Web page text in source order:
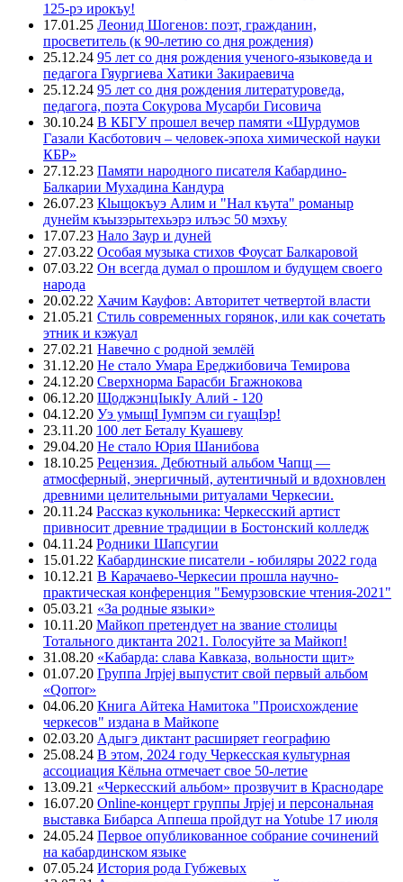
125-рэ ирокъу!
17.01.25 Леонид Шогенов: поэт, гражданин,
просветитель (к 90-летию со дня рождения)
25.12.24 95 лет со дня рождения ученого-языковеда и
педагога Гяургиева Хатики Закираевича
25.12.24 95 лет со дня рождения литературоведа,
педагога, поэта Сокурова Мусарби Гисовича
30.10.24 В КБГУ прошел вечер памяти «Шурдумов
Газали Касботович – человек-эпоха химической науки
КБР»
27.12.23 Памяти народного писателя Кабардино-
Балкарии Мухадина Кандура
26.07.23 Кlыщокъуэ Алим и "Нал къута" романыр
дунейм къызэрытехьэрэ илъэс 50 мэхъу
17.07.23 Нало Заур и дуней
27.03.22 Особая музыка стихов Фоусат Балкаровой
07.03.22 Он всегда думал о прошлом и будущем своего
народа
20.02.22 Хачим Кауфов: Авторитет четвертой власти
21.05.21 Стиль современных горянок, или как сочетать
этник и кэжуал
27.02.21 Навечно с родной землёй
31.12.20 Не стало Умара Ереджибовича Темирова
24.12.20 Сверхнорма Барасби Бгажнокова
06.12.20 ЩоджэнцIыкIу Алий - 120
04.12.20 Уэ умыщI Iумпэм си гуащIэр!
23.11.20 100 лет Беталу Куашеву
29.04.20 Не стало Юрия Шанибова
18.10.25 Рецензия. Дебютный альбом Чапщ —
атмосферный, энергичный, аутентичный и вдохновлен
древними целительными ритуалами Черкесии.
20.11.24 Рассказ кукольника: Черкесский артист
привносит древние традиции в Бостонский колледж
04.11.24 Родники Шапсугии
15.01.22 Кабардинские писатели - юбиляры 2022 года
10.12.21 В Карачаево-Черкесии прошла научно-
практическая конференция "Бемурзовские чтения-2021"
05.03.21 «За родные языки»
10.11.20 Майкоп претендует на звание столицы
Тотального диктанта 2021. Голосуйте за Майкоп!
31.08.20 «Кабарда: слава Кавказа, вольности щит»
01.07.20 Группа Jrpjej выпустит свой первый альбом
«Qorror»
04.06.20 Книга Айтека Намитока "Происхождение
черкесов" издана в Майкопе
02.03.20 Адыгэ диктант расширяет географию
25.08.24 В этом, 2024 году Черкесская культурная
ассоциация Кёльна отмечает свое 50-летие
13.09.21 «Черкесский альбом» прозвучит в Краснодаре
16.07.20 Online-концерт группы Jrpjej и персональная
выставка Бибарса Аппеша пройдут на Yotube 17 июля
24.05.24 Первое опубликованное собрание сочинений
на кабардинском языке
07.05.24 История рода Губжевых